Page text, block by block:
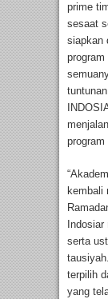
prime
sesaat
siapkan
kembali
serta
terpilih
yang